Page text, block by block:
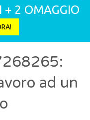
+ 2 OMAGGIO
ad un